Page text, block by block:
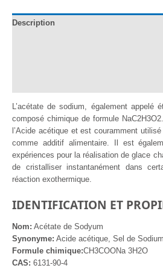
Trihidratado
Description
L’acétate de sodium, également appelé
composé chimique de formule
l’Acide acétique et est couramment
comme additif alimentaire. Il est
expériences pour la réalisation de glace
de cristalliser instantanément dans
réaction exothermique.
IDENTIFICATION ET
Nom: Acétate de Sodyum
Synonyme: Acide acétique, Sel de
Formule chimique:CH3COONa 3H2O
CAS: 6131-90-4